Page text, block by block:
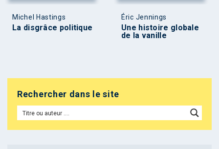
Michel Hastings
La disgrâce politique
Éric Jennings
Une histoire globale
de la vanille
Rechercher dans le site